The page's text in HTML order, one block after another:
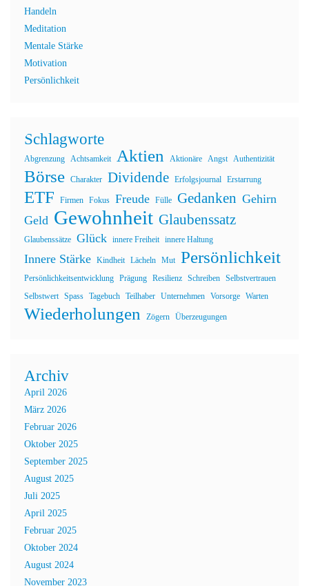
Handeln
Meditation
Mentale Stärke
Motivation
Persönlichkeit
Schlagworte
Abgrenzung Achtsamkeit Aktien Aktionäre Angst Authentizität
Börse Charakter Dividende Erfolgsjournal Erstarrung
ETF Firmen Fokus Freude Fülle Gedanken Gehirn
Geld Gewohnheit Glaubenssatz
Glaubenssätze Glück innere Freiheit innere Haltung
Innere Stärke Kindheit Lächeln Mut Persönlichkeit
Persönlichkeitsentwicklung Prägung Resilienz Schreiben Selbstvertrauen
Selbstwert Spass Tagebuch Teilhaber Unternehmen Vorsorge Warten
Wiederholungen Zögern Überzeugungen
Archiv
April 2026
März 2026
Februar 2026
Oktober 2025
September 2025
August 2025
Juli 2025
April 2025
Februar 2025
Oktober 2024
August 2024
November 2023